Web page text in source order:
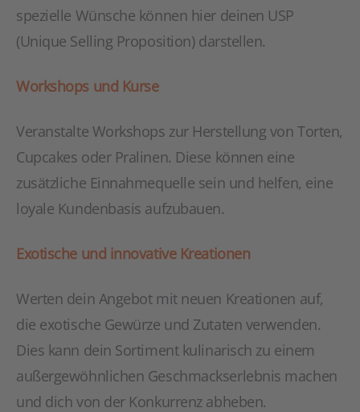
spezielle Wünsche können hier deinen USP
(Unique Selling Proposition) darstellen.
Workshops und Kurse
Veranstalte Workshops zur Herstellung von Torten,
Cupcakes oder Pralinen. Diese können eine
zusätzliche Einnahmequelle sein und helfen, eine
loyale Kundenbasis aufzubauen.
Exotische und innovative Kreationen
Werten dein Angebot mit neuen Kreationen auf,
die exotische Gewürze und Zutaten verwenden.
Dies kann dein Sortiment kulinarisch zu einem
außergewöhnlichen Geschmackserlebnis machen
und dich von der Konkurrenz abheben.